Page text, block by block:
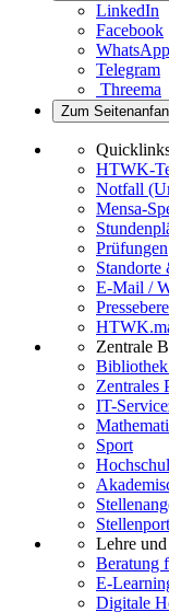
LinkedIn
Facebook
WhatsApp
Telegram
Threema
Zum
HTWK-
Notfall
Mensa-
Prüfungen
Standorte
E-Mail /
Zentrale
Zentrales
IT-
Sport
Lehre
Beratung
E-
Digitale